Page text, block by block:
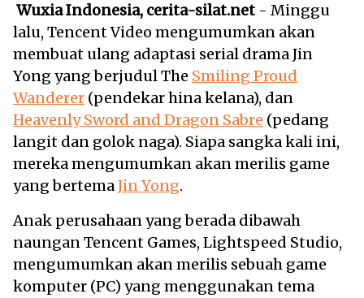
Wuxia Indonesia, cerita-silat.net - Minggu
lalu, Tencent Video mengumumkan akan
membuat ulang adaptasi serial drama Jin
Yong yang berjudul The Smiling Proud
Wanderer (pendekar hina kelana), dan
Heavenly Sword and Dragon Sabre (pedang
langit dan golok naga). Siapa sangka kali ini,
mereka mengumumkan akan merilis game
yang bertemaJin Yong.
Anak perusahaan yang berada dibawah
naungan Tencent Games, Lightspeed Studio,
mengumumkan akan merilis sebuah game
komputer (PC) yang menggunakan tema